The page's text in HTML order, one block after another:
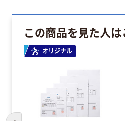
この商品を見た人
オリジナル